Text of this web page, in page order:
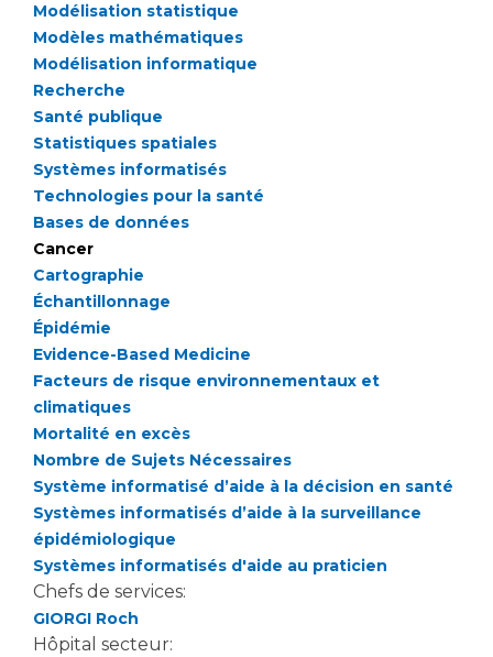
Maladies rares
Maternité Hôpital Nord
Vos représentants
La Commission Des Usagers (CDU)
Les Comités Locaux des Usagers
Le projet des usagers
Qualité
Nos indicateurs qualité et de sécurité des soins
Protection des données
Sécurité
Presse / Multimédia
Communiqués de presse
Dossiers de presse
Médiathèque
Fournisseurs
Rôles et missions
Liste des marchés conclus
Documents utiles
Modélisation statistique
Modèles mathématiques
Modélisation informatique
Recherche
Santé publique
Statistiques spatiales
Systèmes informatisés
Technologies pour la santé
Bases de données
Cancer
Cartographie
Échantillonnage
Épidémie
Evidence-Based Medicine
Facteurs de risque environnementaux et
climatiques
Mortalité en excès
Nombre de Sujets Nécessaires
Système informatisé d’aide à la décision en santé
Systèmes informatisés d’aide à la surveillance
épidémiologique
Systèmes informatisés d'aide au praticien
Chefs de services:
GIORGI Roch
Hôpital secteur: